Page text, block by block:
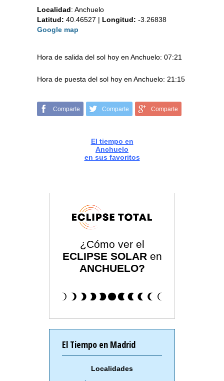
Localidad: Anchuelo
Latitud: 40.46527 | Longitud: -3.26838
Google map
Hora de salida del sol hoy en Anchuelo: 07:21
Hora de puesta del sol hoy en Anchuelo: 21:15
Comparte Comparte Comparte
El tiempo en
Anchuelo
en sus favoritos
¿Cómo ver el
ECLIPSE SOLAR en
ANCHUELO?
El Tiempo en Madrid
Localidades